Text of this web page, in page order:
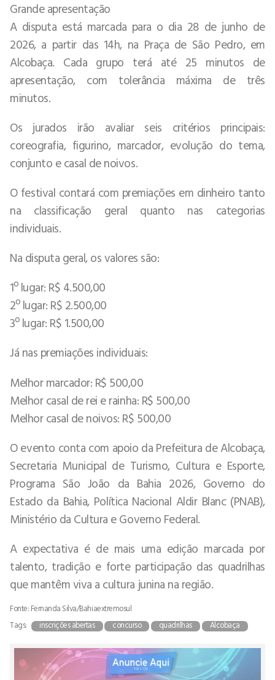
Grande apresentação
A disputa está marcada para o dia 28 de junho de
2026, a partir das 14h, na Praça de São Pedro, em
Alcobaça. Cada grupo terá até 25 minutos de
apresentação, com tolerância máxima de três
minutos.
Os jurados irão avaliar seis critérios principais:
coreografia, figurino, marcador, evolução do tema,
conjunto e casal de noivos.
O festival contará com premiações em dinheiro tanto
na classificação geral quanto nas categorias
individuais.
Na disputa geral, os valores são:
1º lugar: R$ 4.500,00
2º lugar: R$ 2.500,00
3º lugar: R$ 1.500,00
Já nas premiações individuais:
Melhor marcador: R$ 500,00
Melhor casal de rei e rainha: R$ 500,00
Melhor casal de noivos: R$ 500,00
O evento conta com apoio da Prefeitura de Alcobaça,
Secretaria Municipal de Turismo, Cultura e Esporte,
Programa São João da Bahia 2026, Governo do
Estado da Bahia, Política Nacional Aldir Blanc (PNAB),
Ministério da Cultura e Governo Federal.
A expectativa é de mais uma edição marcada por
talento, tradição e forte participação das quadrilhas
que mantêm viva a cultura junina na região.
Fonte: Fernanda Silva/Bahiaextremosul
Tags:
inscrições abertas concurso quadrilhas Alcobaça